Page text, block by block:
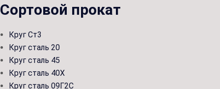
Сортовой прокат
Круг Ст3
Круг сталь 20
Круг сталь 45
Круг сталь 40Х
Круг сталь 09Г2С